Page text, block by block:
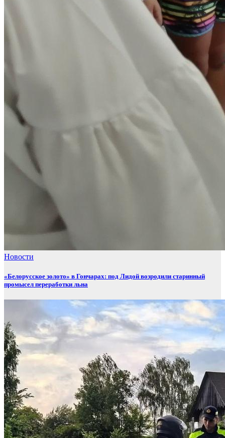
Новости
«Белорусское золото» в Гончарах: под Лидой возродили старинный
промысел переработки льна